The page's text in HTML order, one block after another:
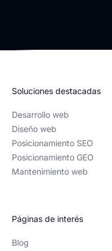
Jesús realizó la
las necesidades de
Soluciones destacadas
Desarrollo web
Diseño web
Posicionamiento SEO
Posicionamiento GEO
Mantenimiento web
Páginas de interés
Blog